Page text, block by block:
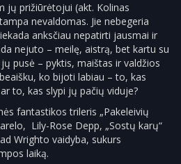
jų prižiūrėtojui (akt. Kolinas
nevaldomas. Jie nebegeria
anksčiau nepatirti jausmai ir
nejuto – meilę, aistrą, bet kartu su
pusė – pyktis, maištas ir valdžios
ko bijoti labiau – to, kas
to, kas slypi jų pačių viduje?
fantastikos trileris „Pakeleivių
Lily-Rose Depp, „Sostų karų“
Wrighto vaidyba, sukurs
laiką.